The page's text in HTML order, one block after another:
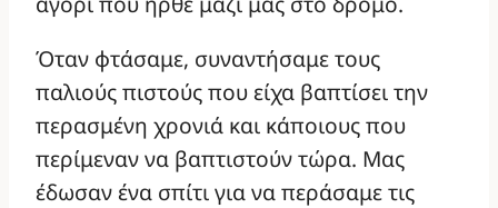
Όταν φτάσαμε, συναντήσαμε τους
παλιούς πιστούς που είχα βαπτίσει την
περασμένη χρονιά και κάποιους που
περίμεναν να βαπτιστούν τώρα. Μας
έδωσαν ένα σπίτι για να περάσαμε τις